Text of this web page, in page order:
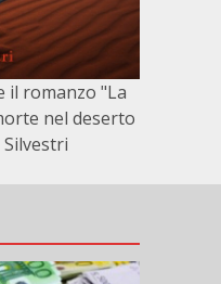
il romanzo "La
nel deserto